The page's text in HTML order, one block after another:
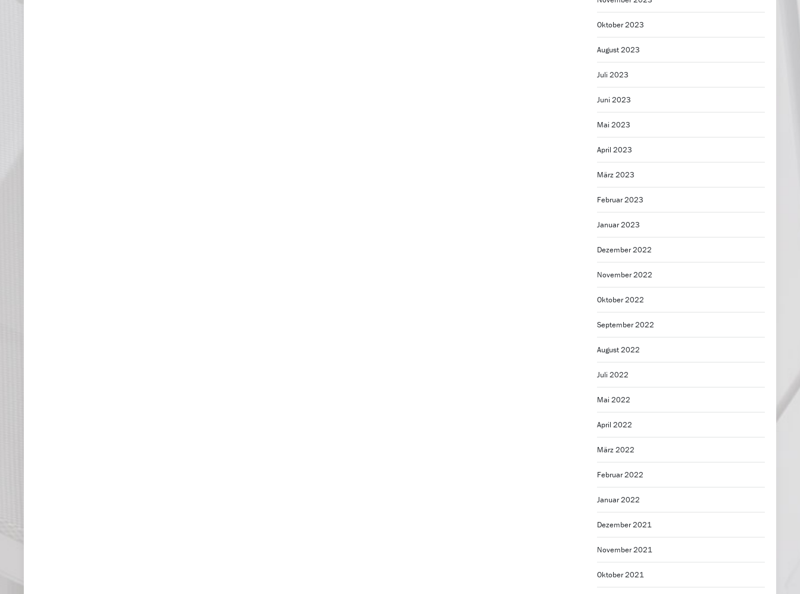
Oktober 2023
August 2023
Juli 2023
Juni 2023
Mai 2023
April 2023
März 2023
Februar 2023
Januar 2023
Dezember 2022
November 2022
Oktober 2022
September 2022
August 2022
Juli 2022
Mai 2022
April 2022
März 2022
Februar 2022
Januar 2022
Dezember 2021
November 2021
Oktober 2021